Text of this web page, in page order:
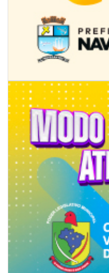
Limpeza de valas e ribeirões
ITAJAÍ
08/08/2026 | 07:00
8º Capoezade promove semana